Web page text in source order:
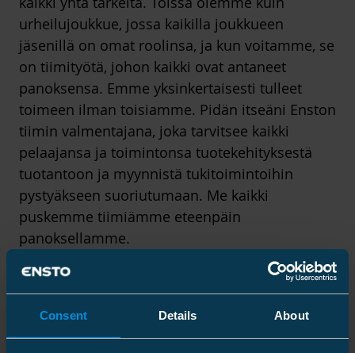
Consent Details About
urheilujoukkue, jossa kaikilla joukkueen
jäsenillä on omat roolinsa, ja kun voitamme, se
on tiimityötä, johon kaikki ovat antaneet
panoksensa. Emme yksinkertaisesti tulleet
toimeen ilman toisiamme. Pidän itseäni Enston
tiimin valmentajana, joka tarvitsee kaikki
pelaajansa ja toimintonsa tuotekehityksestä
tuotantoon ja myynnistä tukitoimintoihin
pystyäkseen suoriutumaan. Me kaikki
puskemme tiimiämme eteenpäin
panoksellamme.
Siksi meidän on arvostettava toistemme
panosta yhteiseen hyvään. Se, miten
arvoistamme ja yrityskulttuuristamme, ja
joskus on tärkeää pysähtyä hetkeksi